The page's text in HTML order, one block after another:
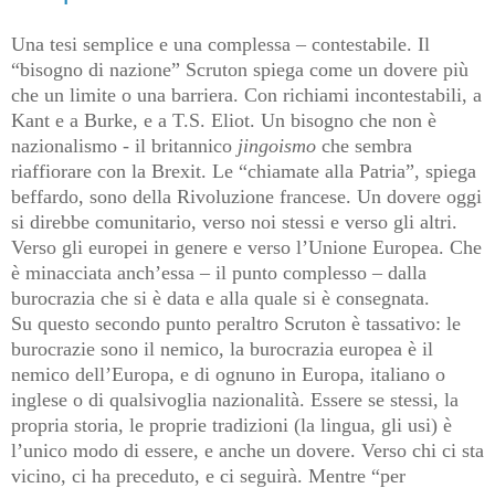
Una tesi semplice e una complessa – contestabile. Il
“bisogno di nazione” Scruton spiega come un dovere più
che un limite o una barriera. Con richiami incontestabili, a
Kant e a Burke, e a T.S. Eliot. Un bisogno che non è
nazionalismo - il britannico jingoismo che sembra
riaffiorare con la Brexit. Le “chiamate alla Patria”, spiega
beffardo, sono della Rivoluzione francese. Un dovere oggi
si direbbe comunitario, verso noi stessi e verso gli altri.
Verso gli europei in genere e verso l’Unione Europea. Che
è minacciata anch’essa – il punto complesso – dalla
burocrazia che si è data e alla quale si è consegnata.
Su questo secondo punto peraltro Scruton è tassativo: le
burocrazie sono il nemico, la burocrazia europea è il
nemico dell’Europa, e di ognuno in Europa, italiano o
inglese o di qualsivoglia nazionalità. Essere se stessi, la
propria storia, le proprie tradizioni (la lingua, gli usi) è
l’unico modo di essere, e anche un dovere. Verso chi ci sta
vicino, ci ha preceduto, e ci seguirà. Mentre “per